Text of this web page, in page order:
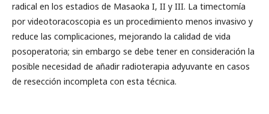
radical en los estadios de Masaoka I, II y III. La timectomía
por videotoracoscopia es un procedimiento menos invasivo y
reduce las complicaciones, mejorando la calidad de vida
posoperatoria; sin embargo se debe tener en consideración la
posible necesidad de añadir radioterapia adyuvante en casos
de resección incompleta con esta técnica.